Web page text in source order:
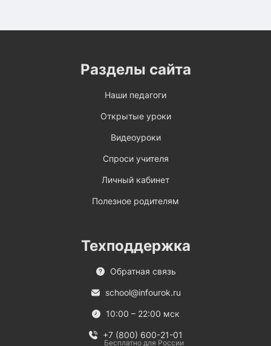
Разделы сайта
Наши педагоги
Открытые уроки
Видеоуроки
Спроси учителя
Личный кабинет
Полезное родителям
Техподдержка
Обратная связь
school@infourok.ru
10:00 – 22:00 мск
+7 (800) 600-21-01
Бесплатно для России